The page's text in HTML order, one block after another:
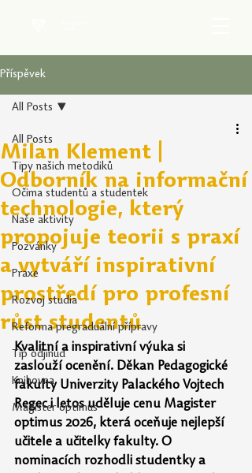
Příspěvek
All Posts
Tipy našich metodiků
Očima studentů a studentek
Naše aktivity
Pozvánky
Praxe
Rozvoj studia
Reforma pregraduální přípravy
Tip odjinud
Knihovna
Magister optimus
All Posts
Milan Klement |
Odborník na informační
technologie, který
propojuje teorii s praxí
a vytváří inspirativní
prostředí pro profesní
růst studentů
Kvalitní a inspirativní výuka si
zaslouží ocenění. Děkan Pedagogické
fakulty Univerzity Palackého Vojtech
Regec i letos uděluje cenu Magister
optimus 2026, která oceňuje nejlepší
učitele a učitelky fakulty. O
nominacích rozhodli studentky a